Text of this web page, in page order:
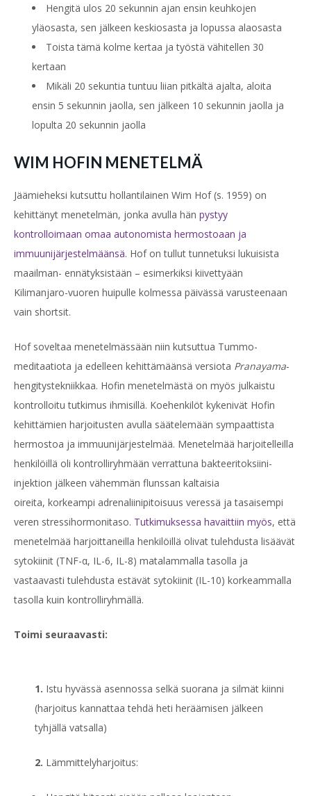
Hengitä ulos 20 sekunnin ajan ensin keuhkojen
yläosasta, sen jälkeen keskiosasta ja lopussa alaosasta
Toista tämä kolme kertaa ja työstä vähitellen 30
kertaan
Mikäli 20 sekuntia tuntuu liian pitkältä ajalta, aloita
ensin 5 sekunnin jaolla, sen jälkeen 10 sekunnin jaolla ja
lopulta 20 sekunnin jaolla
WIM HOFIN MENETELMÄ
Jäämieheksi kutsuttu hollantilainen Wim Hof (s. 1959) on
kehittänyt menetelmän, jonka avulla hän pystyy
kontrolloimaan omaa autonomista hermostoaan ja
immuunijärjestelmäänsä. Hof on tullut tunnetuksi lukuisista
maailman- ennätyksistään – esimerkiksi kiivettyään
Kilimanjaro-vuoren huipulle kolmessa päivässä varusteenaan
vain shortsit.
Hof soveltaa menetelmässään niin kutsuttua Tummo-
meditaatiota ja edelleen kehittämäänsä versiota Pranayama-
hengitystekniikkaa. Hofin menetelmästä on myös julkaistu
kontrolloitu tutkimus ihmisillä. Koehenkilöt kykenivät Hofin
kehittämien harjoitusten avulla säätelemään sympaattista
hermostoa ja immuunijärjestelmää. Menetelmää harjoitelleilla
henkilöillä oli kontrolliryhmään verrattuna bakteeritoksiini-
injektion jälkeen vähemmän flunssan kaltaisia
oireita, korkeampi adrenaliinipitoisuus veressä ja tasaisempi
veren stressihormonitaso. Tutkimuksessa havaittiin myös, että
menetelmää harjoittaneilla henkilöillä olivat tulehdusta lisäävät
sytokiinit (TNF-α, IL-6, IL-8) matalammalla tasolla ja
vastaavasti tulehdusta estävät sytokiinit (IL-10) korkeammalla
tasolla kuin kontrolliryhmällä.
Toimi seuraavasti:
1. Istu hyvässä asennossa selkä suorana ja silmät kiinni
(harjoitus kannattaa tehdä heti heräämisen jälkeen
tyhjällä vatsalla)
2. Lämmittelyharjoitus: